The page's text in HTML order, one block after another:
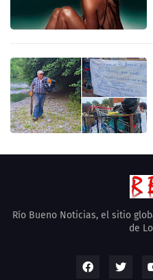
Río Bueno Noticias, el sitio
de